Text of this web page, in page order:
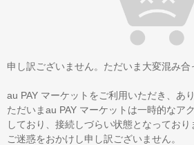
申し訳ございません。ただいま大変混み合
au PAY マーケットをご利用いただき、あ
ただいまau PAY マーケットは一時的なア
しており、接続しづらい状態となっており
ご迷惑をおかけし申し訳ございません。